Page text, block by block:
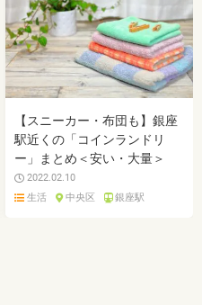
【スニーカー・布団も】銀座
駅近くの「コインランドリ
ー」まとめ＜安い・大量＞
2022.02.10
生活
中央区 銀座駅